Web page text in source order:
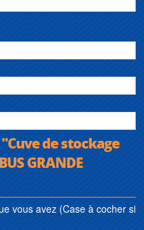
de stockage
GRANDE
vous avez (Case à cocher si